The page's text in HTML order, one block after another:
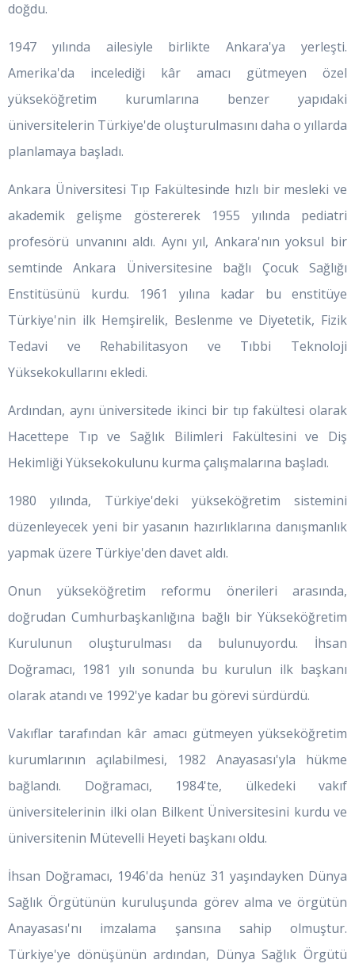
doğdu.
1947 yılında ailesiyle birlikte Ankara'ya yerleşti.
Amerika'da incelediği kâr amacı gütmeyen özel
yükseköğretim kurumlarına benzer yapıdaki
üniversitelerin Türkiye'de oluşturulmasını daha o yıllarda
planlamaya başladı.
Ankara Üniversitesi Tıp Fakültesinde hızlı bir mesleki ve
akademik gelişme göstererek 1955 yılında pediatri
profesörü unvanını aldı. Aynı yıl, Ankara'nın yoksul bir
semtinde Ankara Üniversitesine bağlı Çocuk Sağlığı
Enstitüsünü kurdu. 1961 yılına kadar bu enstitüye
Türkiye'nin ilk Hemşirelik, Beslenme ve Diyetetik, Fizik
Tedavi ve Rehabilitasyon ve Tıbbi Teknoloji
Yüksekokullarını ekledi.
Ardından, aynı üniversitede ikinci bir tıp fakültesi olarak
Hacettepe Tıp ve Sağlık Bilimleri Fakültesini ve Diş
Hekimliği Yüksekokulunu kurma çalışmalarına başladı.
1980 yılında, Türkiye'deki yükseköğretim sistemini
düzenleyecek yeni bir yasanın hazırlıklarına danışmanlık
yapmak üzere Türkiye'den davet aldı.
Onun yükseköğretim reformu önerileri arasında,
doğrudan Cumhurbaşkanlığına bağlı bir Yükseköğretim
Kurulunun oluşturulması da bulunuyordu. İhsan
Doğramacı, 1981 yılı sonunda bu kurulun ilk başkanı
olarak atandı ve 1992'ye kadar bu görevi sürdürdü.
Vakıflar tarafından kâr amacı gütmeyen yükseköğretim
kurumlarının açılabilmesi, 1982 Anayasası'yla hükme
bağlandı. Doğramacı, 1984'te, ülkedeki vakıf
üniversitelerinin ilki olan Bilkent Üniversitesini kurdu ve
üniversitenin Mütevelli Heyeti başkanı oldu.
İhsan Doğramacı, 1946'da henüz 31 yaşındayken Dünya
Sağlık Örgütünün kuruluşunda görev alma ve örgütün
Anayasası'nı imzalama şansına sahip olmuştur.
Türkiye'ye dönüşünün ardından, Dünya Sağlık Örgütü